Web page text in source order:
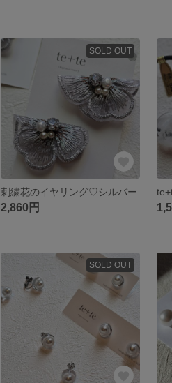
SOLD OUT
刺繍花のイヤリング♡シルバー
2,860円
SOLD OUT